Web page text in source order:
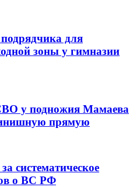
для
зоны у гимназии
у подножия Мамаева
прямую
систематическое
о ВС РФ